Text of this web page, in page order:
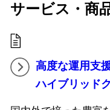
サービス・商
高度な運用支
ハイブリッド